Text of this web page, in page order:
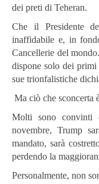
dei preti di Teheran.
Che il Presidente
inaffidabile e, in
Cancellerie del
dispone solo dei
sue trionfalistiche
Ma ciò che sconcerta
Molti sono convinti
novembre, Trump
mandato, sarà
perdendo la
Personalmente, non